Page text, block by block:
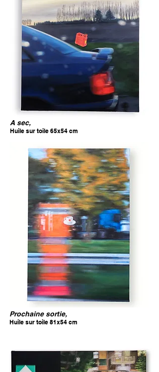
A sec,
Huile sur toile 65x54 cm
Prochaine sortie,
Huile sur toile 81x54 cm